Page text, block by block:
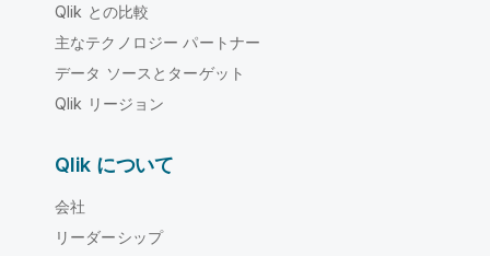
Qlik との比較
主なテクノロジー パートナー
データ ソースとターゲット
Qlik リージョン
Qlik について
会社
リーダーシップ